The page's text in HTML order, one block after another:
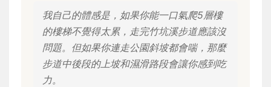
我自己的體感是，如果你能一口氣爬5層樓
的樓梯不覺得太累，走完竹坑溪步道應該沒
問題。但如果你連走公園斜坡都會喘，那麼
步道中後段的上坡和濕滑路段會讓你感到吃
力。